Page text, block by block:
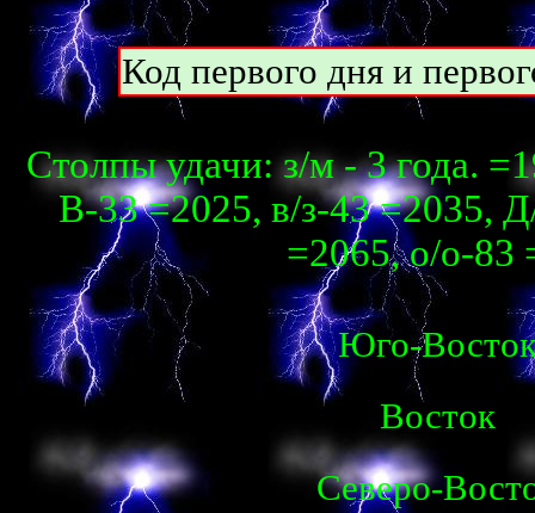
Код первого дня и
Столпы удачи: з/м - 3 года.
В-33 =2025, в/з-43 =2035,
=2065, о/о-83
Юго-
Восток
Северо-